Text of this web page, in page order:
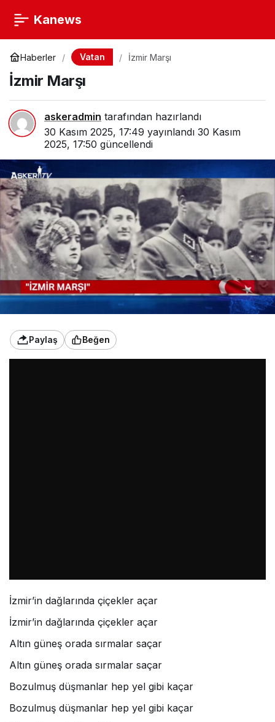
Kanews
Haberler Vatan İzmir Marşı
İzmir Marşı
askeradmin tarafından hazırlandı
30 Kasım 2025, 17:49 yayınlandı 30 Kasım
2025, 17:50 güncellendi
Paylaş Beğen
İzmir’in dağlarında çiçekler açar
İzmir’in dağlarında çiçekler açar
Altın güneş orada sırmalar saçar
Altın güneş orada sırmalar saçar
Bozulmuş düşmanlar hep yel gibi kaçar
Bozulmuş düşmanlar hep yel gibi kaçar